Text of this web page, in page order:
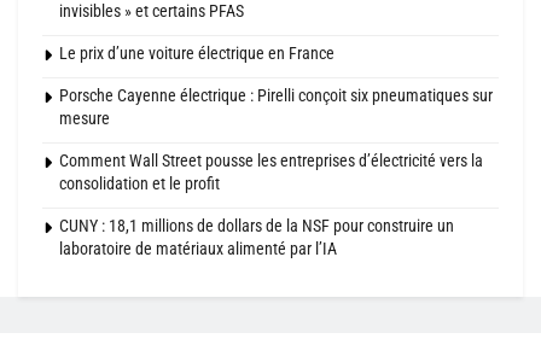
invisibles » et certains PFAS
Le prix d’une voiture électrique en France
Porsche Cayenne électrique : Pirelli conçoit six pneumatiques sur
mesure
Comment Wall Street pousse les entreprises d’électricité vers la
consolidation et le profit
CUNY : 18,1 millions de dollars de la NSF pour construire un
laboratoire de matériaux alimenté par l’IA